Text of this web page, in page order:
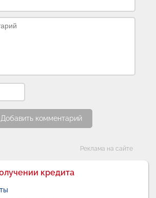
Добавить комментарий
Реклама на сайте
кредита